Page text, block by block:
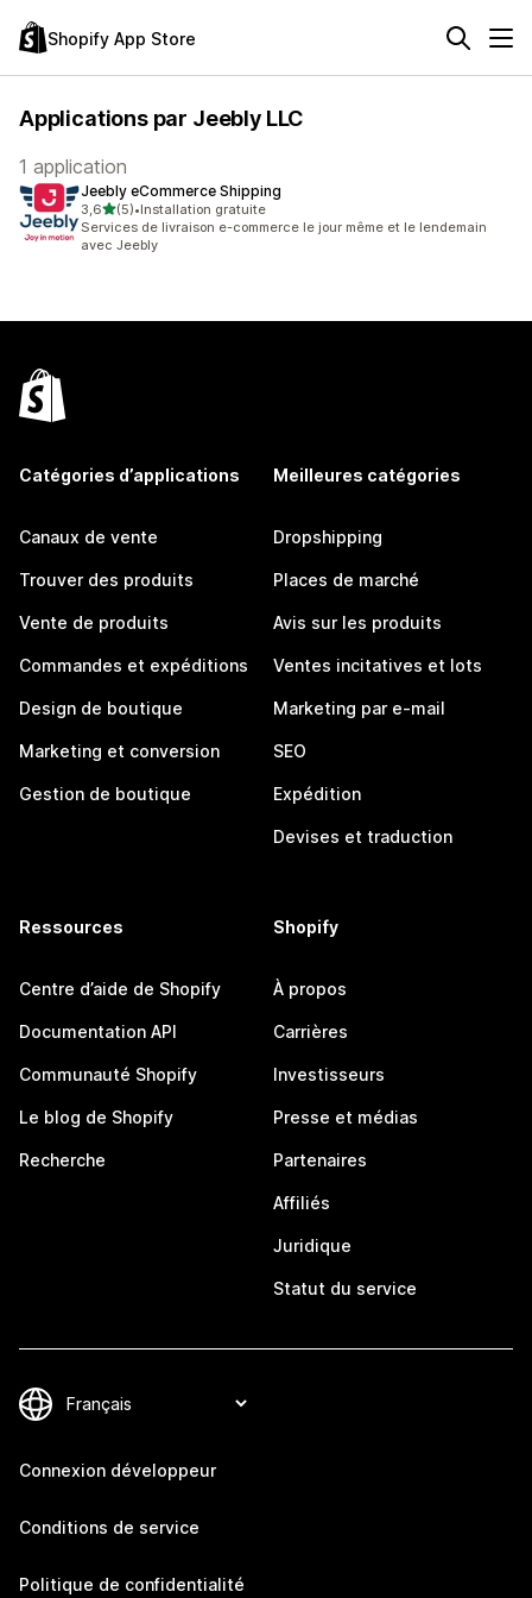
Shopify App Store
Applications par Jeebly LLC
1 application
Jeebly eCommerce Shipping
3,6étoile(s) sur 5
(5)
5 avis au total
•Installation gratuite
Services de livraison e-commerce le jour même et le lendemain
avec Jeebly
Catégories d’applications
Canaux de vente
Trouver des produits
Vente de produits
Commandes et expéditions
Design de boutique
Marketing et conversion
Gestion de boutique
Meilleures catégories
Dropshipping
Places de marché
Avis sur les produits
Ventes incitatives et lots
Marketing par e-mail
SEO
Expédition
Devises et traduction
Ressources
Centre d’aide de Shopify
Documentation API
Communauté Shopify
Le blog de Shopify
Recherche
Shopify
À propos
Carrières
Investisseurs
Presse et médias
Partenaires
Affiliés
Juridique
Statut du service
Connexion développeur
Conditions de service
Politique de confidentialité